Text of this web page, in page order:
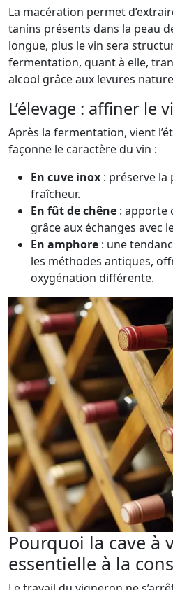
La macération permet
tanins présents dans la peau
longue, plus le vin sera
fermentation, quant à elle,
alcool grâce aux levures
L’élevage : affiner le
Après la fermentation, vient
façonne le caractère du vin :
En cuve inox : préserve
fraîcheur.
En fût de chêne : apporte
grâce aux échanges avec
En amphore : une
les méthodes antiques,
oxygénation différente.
Pourquoi la cave à
essentielle à la